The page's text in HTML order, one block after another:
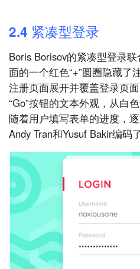
2.4 紧凑型登录
Boris Borisov的紧凑型登录
面的一个红色“+”圆圈隐藏了
注册页面展开并覆盖登录页
“Go”按钮的文本外观，从白
随着用户填写表单的进度，
Andy Tran和Yusuf Bakir编码